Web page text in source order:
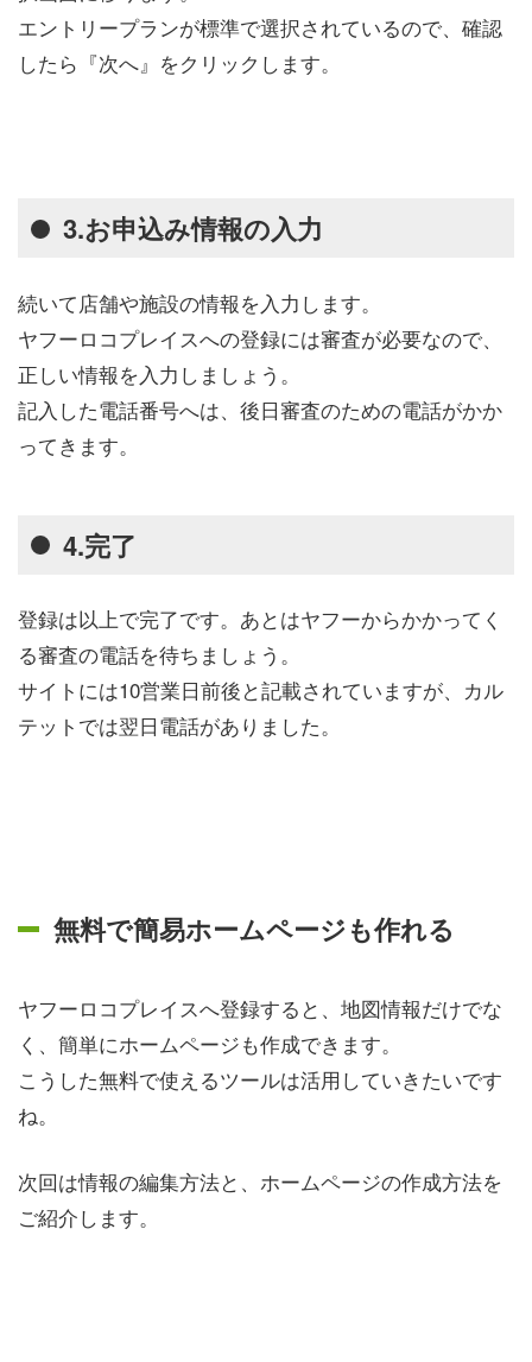
エントリープランが標準で選択されているので、確認
したら『次へ』をクリックします。
3.お申込み情報の入力
続いて店舗や施設の情報を入力します。
ヤフーロコプレイスへの登録には審査が必要なので、
正しい情報を入力しましょう。
記入した電話番号へは、後日審査のための電話がかか
ってきます。
4.完了
登録は以上で完了です。あとはヤフーからかかってく
る審査の電話を待ちましょう。
サイトには10営業日前後と記載されていますが、カル
テットでは翌日電話がありました。
無料で簡易ホームページも作れる
ヤフーロコプレイスへ登録すると、地図情報だけでな
く、簡単にホームページも作成できます。
こうした無料で使えるツールは活用していきたいです
ね。
次回は情報の編集方法と、ホームページの作成方法を
ご紹介します。